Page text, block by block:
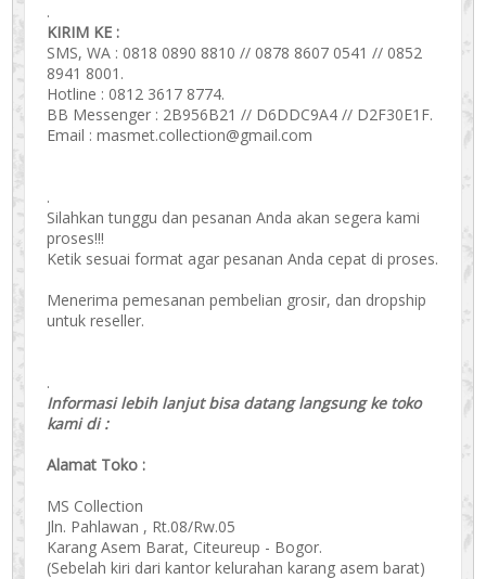
.
KIRIM KE :
SMS, WA : 0818 0890 8810 // 0878 8607 0541 // 0852
8941 8001.
Hotline : 0812 3617 8774.
BB Messenger : 2B956B21 // D6DDC9A4 // D2F30E1F.
Email : masmet.collection@gmail.com
.
Silahkan tunggu dan pesanan Anda akan segera kami
proses!!!
Ketik sesuai format agar pesanan Anda cepat di proses.
Menerima pemesanan pembelian grosir, dan dropship
untuk reseller.
.
Informasi lebih lanjut bisa datang langsung ke toko
kami di :
Alamat Toko :
MS Collection
Jln. Pahlawan , Rt.08/Rw.05
Karang Asem Barat, Citeureup - Bogor.
(Sebelah kiri dari kantor kelurahan karang asem barat)